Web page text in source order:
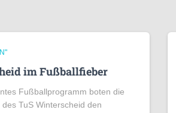
im Fußballfieber
Fußballprogramm boten die
TuS Winterscheid den